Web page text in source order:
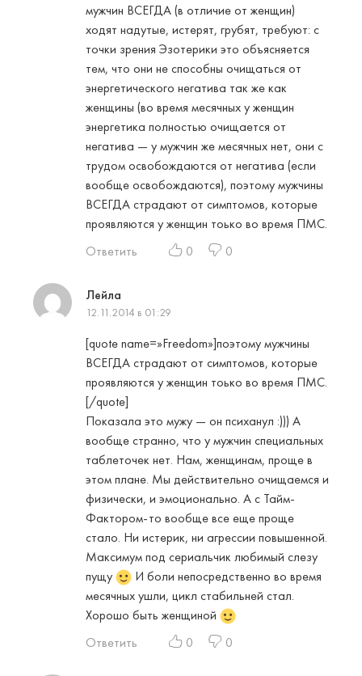
мужчин ВСЕГДА (в отличие от женщин)
ходят надутые, истерят, грубят, требуют: с
точки зрения Эзотерики это объясняется
тем, что они не способны очищаться от
энергетического негатива так же как
женщины (во время месячных у женщин
энергетика полностью очищается от
негатива — у мужчин же месячных нет, они с
трудом освобождаются от негатива (если
вообще освобождаются), поэтому мужчины
ВСЕГДА страдают от симптомов, которые
проявляются у женщин тоько во время ПМС.
Ответить
0 0
Лейла
12.11.2014 в 01:29
[quote name=»Freedom»]поэтому мужчины
ВСЕГДА страдают от симптомов, которые
проявляются у женщин тоько во время ПМС.
[/quote]
Показала это мужу — он психанул :))) А
вообще странно, что у мужчин специальных
таблеточек нет. Нам, женщинам, проще в
этом плане. Мы действительно очищаемся и
физически, и эмоционально. А с Тайм-
Фактором-то вообще все еще проще
стало. Ни истерик, ни агрессии повышенной.
Максимум под сериальчик любимый слезу
пущу
И боли непосредственно во время
месячных ушли, цикл стабильней стал.
Хорошо быть женщиной
Ответить
0 0